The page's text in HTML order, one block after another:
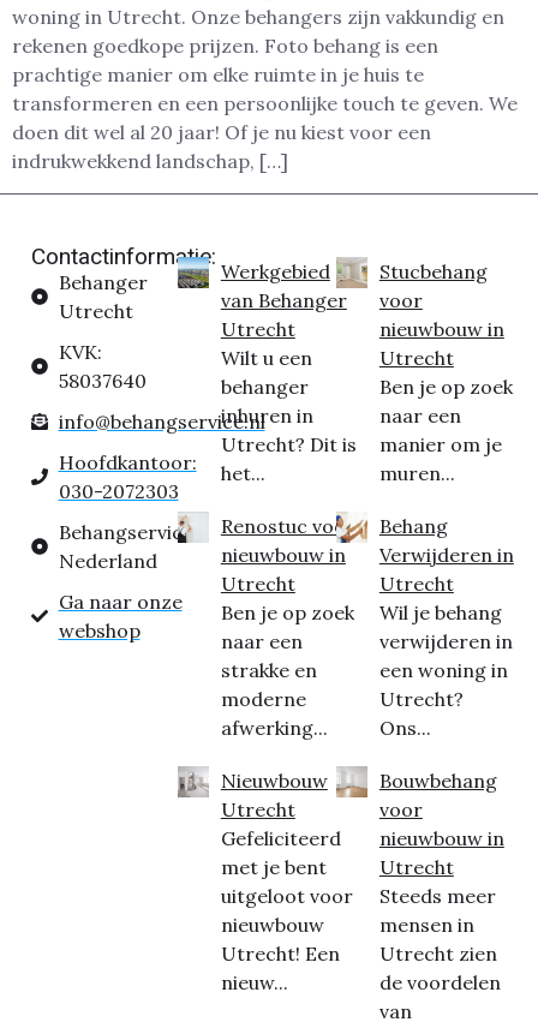
woning in Utrecht. Onze behangers zijn vakkundig en
rekenen goedkope prijzen. Foto behang is een
prachtige manier om elke ruimte in je huis te
transformeren en een persoonlijke touch te geven. We
doen dit wel al 20 jaar! Of je nu kiest voor een
indrukwekkend landschap, […]
Contactinformatie:
Behanger
Utrecht
KVK:
58037640
info@behangservice.nl
Hoofdkantoor:
030-2072303
Behangservice
Nederland
Ga naar onze
webshop
Werkgebied
van Behanger
Utrecht
Wilt u een
behanger
inhuren in
Utrecht? Dit is
het...
Renostuc voor
nieuwbouw in
Utrecht
Ben je op zoek
naar een
strakke en
moderne
afwerking...
Nieuwbouw
Utrecht
Gefeliciteerd
met je bent
uitgeloot voor
nieuwbouw
Utrecht! Een
nieuw...
Stucbehang
voor
nieuwbouw in
Utrecht
Ben je op zoek
naar een
manier om je
muren...
Behang
Verwijderen in
Utrecht
Wil je behang
verwijderen in
een woning in
Utrecht?
Ons...
Bouwbehang
voor
nieuwbouw in
Utrecht
Steeds meer
mensen in
Utrecht zien
de voordelen
van